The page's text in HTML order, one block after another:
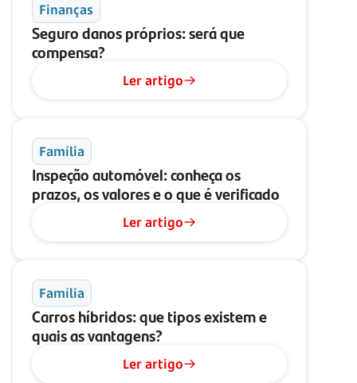
Finanças
Seguro danos próprios: será que
compensa?
Ler artigo
Família
Inspeção automóvel: conheça os
prazos, os valores e o que é verificado
Ler artigo
Família
Carros híbridos: que tipos existem e
quais as vantagens?
Ler artigo